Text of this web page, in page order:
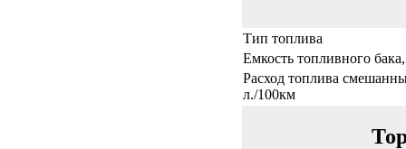
Тип топлива
Емкость топливного
Расход топлива
л./100км